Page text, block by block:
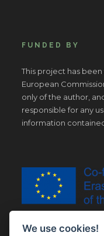
FUNDED BY
This project has
European
only of the author,
responsible for any
information
We use cookies!